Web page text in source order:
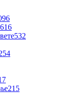
616
532
215